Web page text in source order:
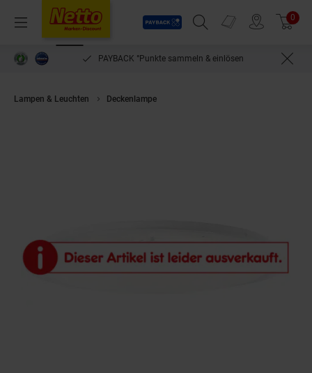
Menü
Payback
Suchfeld einblenden
Prospekte 0
PAYBACK °Punkte sammeln & einlösen
Lampen & Leuchten Deckenlampe